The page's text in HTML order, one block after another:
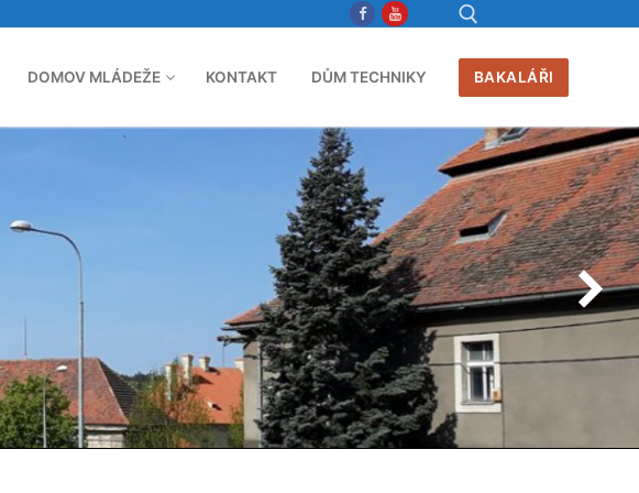
DOMOV MLÁDEŽE KONTAKT DŮM TECHNIKY BAKALÁŘI